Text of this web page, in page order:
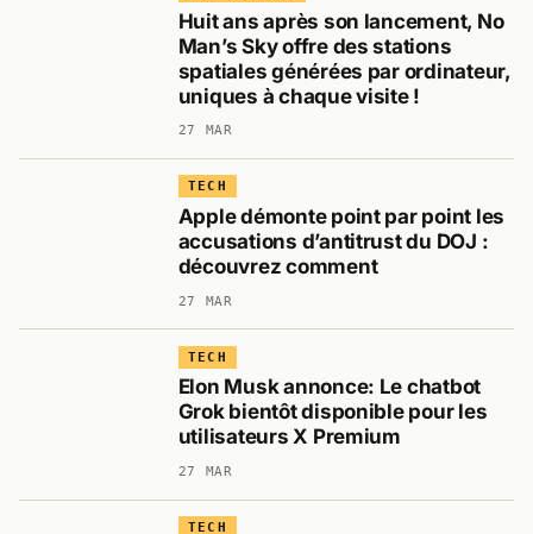
Huit ans après son lancement, No
Man’s Sky offre des stations
spatiales générées par ordinateur,
uniques à chaque visite !
27 MAR
TECH
Apple démonte point par point les
accusations d’antitrust du DOJ :
découvrez comment
27 MAR
TECH
Elon Musk annonce: Le chatbot
Grok bientôt disponible pour les
utilisateurs X Premium
27 MAR
TECH